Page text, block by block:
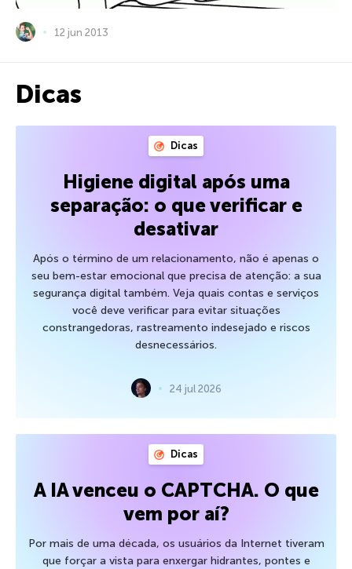
12 jun 2013
Dicas
Dicas
Higiene digital após uma
separação: o que verificar e
desativar
Após o término de um relacionamento, não é apenas o
seu bem-estar emocional que precisa de atenção: a sua
segurança digital também. Veja quais contas e serviços
você deve verificar para evitar situações
constrangedoras, rastreamento indesejado e riscos
desnecessários.
24 jul 2026
Dicas
A IA venceu o CAPTCHA. O que
vem por aí?
Por mais de uma década, os usuários da Internet tiveram
que forçar a vista para enxergar hidrantes, pontes e